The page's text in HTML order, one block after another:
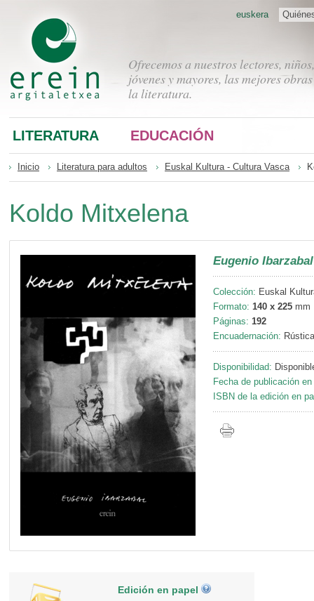
Ofrecemos a nuestros lectores, niños,
jóvenes y mayores, las mejores
la literatura.
euskera
LITERATURA EDUCACIÓN
Inicio Literatura para adultos Euskal Kultura - Cultura Vasca
Koldo Mitxelena
Eugenio Ibarzabal
Colección: Euskal
Formato: 140 x 225 mm
Páginas: 192
Encuadernación: Rústica
Disponibilidad:
Fecha de publicación
ISBN de la edición en
Edición en papel